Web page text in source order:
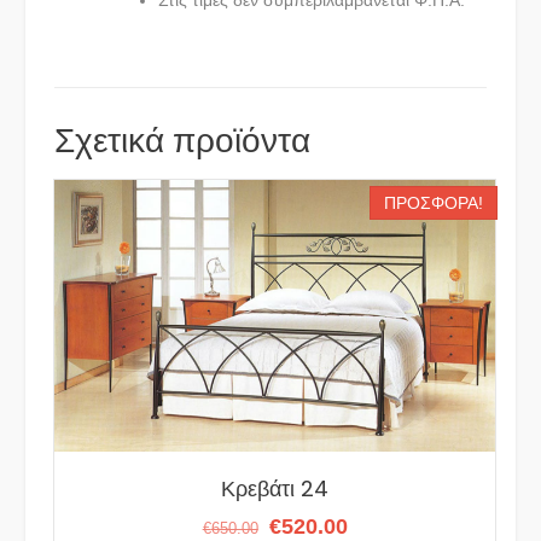
Σχετικά προϊόντα
ΠΡΟΣΦΟΡΆ!
Κρεβάτι 24
€650.00
Original
€520.00Η